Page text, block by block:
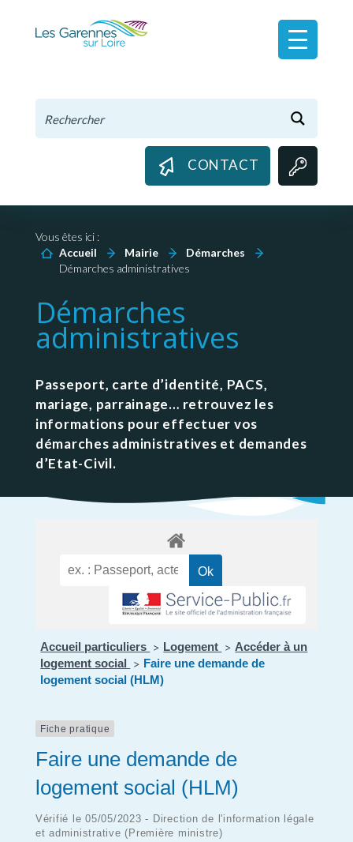
CONTACT
Vous êtes ici :
Accueil
Mairie
Démarches
Démarches administratives
Démarches
administratives
Passeport, carte d’identité, PACS,
mariage, parrainage… retrouvez les
informations pour effectuer vos
démarches administratives et demandes
d’Etat-Civil.
Accueil particuliers > Logement > Accéder à un
logement social
> Faire une demande de
logement social (HLM)
Fiche pratique
Faire une demande de
logement social (HLM)
Vérifié le 05/05/2023 - Direction de l'information légale
et administrative (Première ministre)